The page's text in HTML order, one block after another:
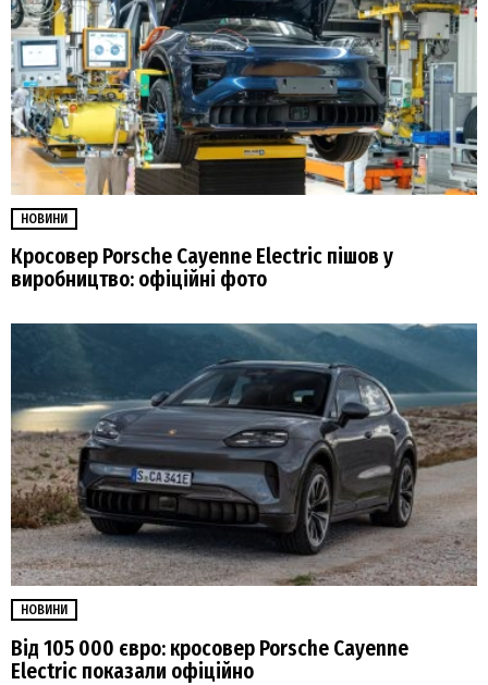
НОВИНИ
Кросовер Porsche Cayenne Electric пішов у
виробництво: офіційні фото
НОВИНИ
Від 105 000 євро: кросовер Porsche Cayenne
Electric показали офіційно